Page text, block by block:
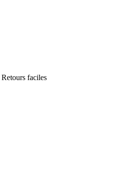
Retours faciles